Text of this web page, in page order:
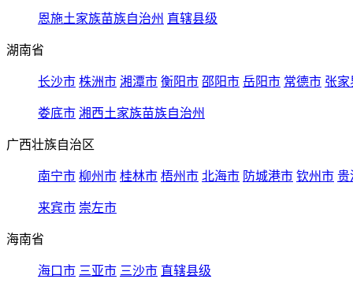
恩施土家族苗族自治州 直辖县级
湖南省
长沙市 株洲市 湘潭市 衡阳市 邵阳市 岳阳市 常德市 张家
娄底市 湘西土家族苗族自治州
广西壮族自治区
南宁市 柳州市 桂林市 梧州市 北海市 防城港市 钦州市 贵
来宾市 崇左市
海南省
海口市 三亚市 三沙市 直辖县级